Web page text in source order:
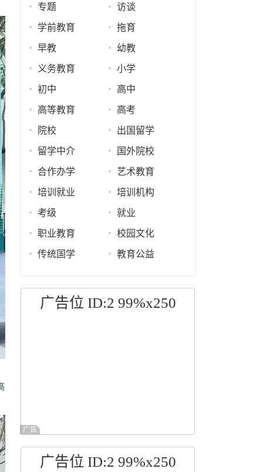
专题 访谈
学前教育 拖育
早教 幼教
义务教育 小学
初中 高中
高等教育 高考
院校 出国留学
留学中介 国外院校
合作办学 艺术教育
培训就业 培训机构
考级 就业
职业教育 校园文化
传统国学 教育公益
广告位 ID:2 99%x250
广告
广告位 ID:2 99%x250